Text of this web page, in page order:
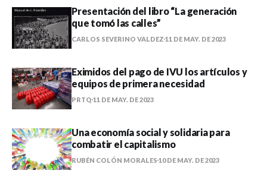
Presentación del libro “La generación
que tomó las calles”
CARLOS SEVERINO VALDEZ 11 DE MAY. DE 2023
Eximidos del pago de IVU los artículos y
equipos de primera necesidad
PRTQ 11 DE MAY. DE 2023
Una economía social y solidaria para
combatir el capitalismo
RUBÉN COLÓN MORALES 10 DE MAY. DE 2023